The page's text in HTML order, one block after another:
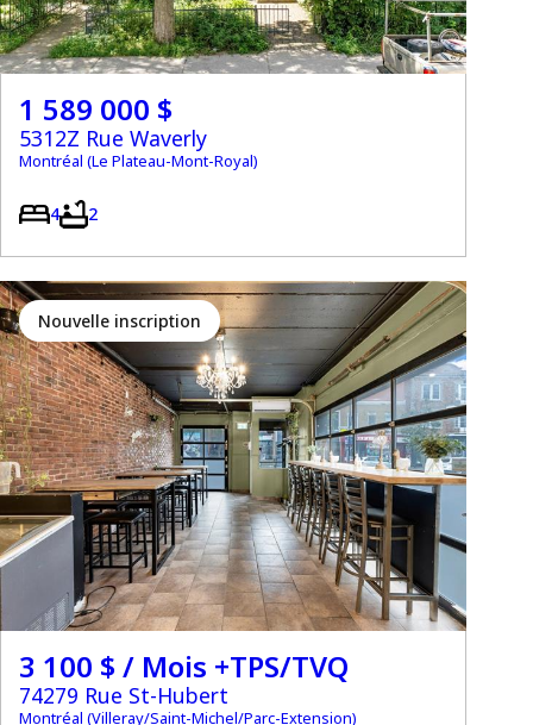
1 589 000 $
5312Z Rue Waverly
Montréal (Le Plateau-Mont-Royal)
4 2
Nouvelle inscription
3 100 $ / Mois +TPS/TVQ
74279 Rue St-Hubert
Montréal (Villeray/Saint-Michel/Parc-Extension)